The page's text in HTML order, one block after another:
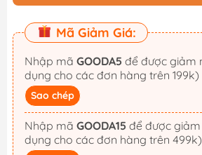
Mã Giảm Giá:
Nhập mã GOODA5
dụng cho các đơn hàng trên 199k)
Sao chép
Nhập mã GOODA15
dụng cho các đơn hàng trên 499k)